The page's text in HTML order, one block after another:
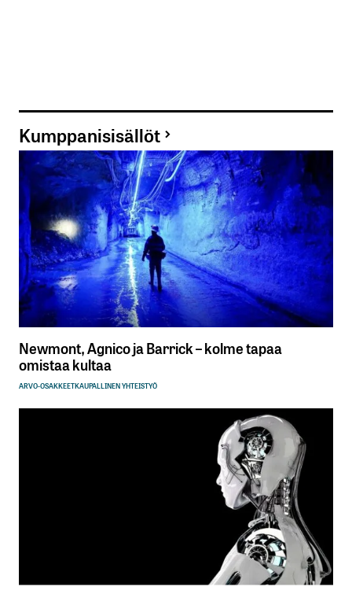
Kumppanisisällöt
Newmont, Agnico ja Barrick – kolme tapaa
omistaa kultaa
ARVO-OSAKKEETKAUPALLINEN YHTEISTYÖ